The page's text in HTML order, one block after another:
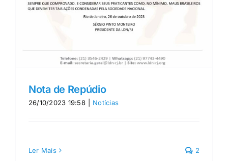
Nota de Repúdio
26/10/2023 19:58 Notícias
Ler Mais 2